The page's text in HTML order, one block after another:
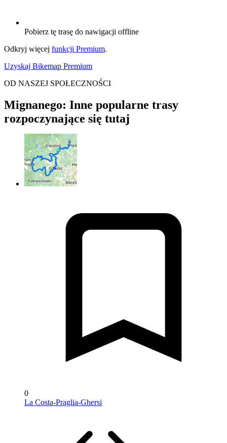
Pobierz tę trasę do nawigacji offline
Odkryj więcej funkcji Premium.
Uzyskaj Bikemap Premium
OD NASZEJ SPOŁECZNOŚCI
Mignanego: Inne popularne trasy
rozpoczynające się tutaj
0
La Costa-Praglia-Ghersi